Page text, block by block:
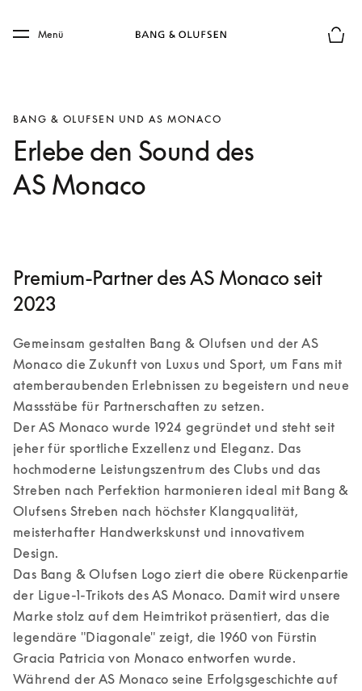
Skip to main footer
Menü
BANG & OLUFSEN UND AS MONACO
Erlebe den Sound des
AS Monaco
Premium-Partner des AS Monaco seit
2023
Gemeinsam gestalten Bang & Olufsen und der AS
Monaco die Zukunft von Luxus und Sport, um Fans mit
atemberaubenden Erlebnissen zu begeistern und neue
Massstäbe für Partnerschaften zu setzen.
Der AS Monaco wurde 1924 gegründet und steht seit
jeher für sportliche Exzellenz und Eleganz. Das
hochmoderne Leistungszentrum des Clubs und das
Streben nach Perfektion harmonieren ideal mit Bang &
Olufsens Streben nach höchster Klangqualität,
meisterhafter Handwerkskunst und innovativem
Design.
Das Bang & Olufsen Logo ziert die obere Rückenpartie
der Ligue-1-Trikots des AS Monaco. Damit wird unsere
Marke stolz auf dem Heimtrikot präsentiert, das die
legendäre "Diagonale" zeigt, die 1960 von Fürstin
Gracia Patricia von Monaco entworfen wurde.
Während der AS Monaco seine Erfolgsgeschichte auf